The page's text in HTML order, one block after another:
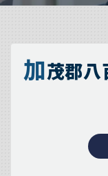
加茂郡八